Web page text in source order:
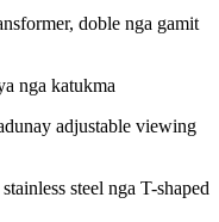
doble nga gamit
nga katukma
adjustable viewing
steel nga T-shaped